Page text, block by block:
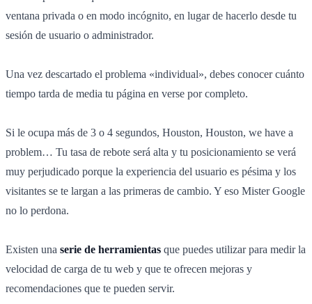
ventana privada o en modo incógnito, en lugar de hacerlo desde tu
sesión de usuario o administrador.
Una vez descartado el problema «individual», debes conocer cuánto
tiempo tarda de media tu página en verse por completo.
Si le ocupa más de 3 o 4 segundos, Houston, Houston, we have a
problem… Tu tasa de rebote será alta y tu posicionamiento se verá
muy perjudicado porque la experiencia del usuario es pésima y los
visitantes se te largan a las primeras de cambio. Y eso Mister Google
no lo perdona.
Existen una serie de herramientas que puedes utilizar para medir la
velocidad de carga de tu web y que te ofrecen mejoras y
recomendaciones que te pueden servir.